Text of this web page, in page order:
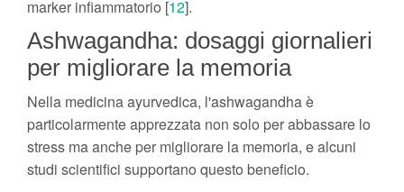
marker infiammatorio [12].
Ashwagandha: dosaggi giornalieri
per migliorare la memoria
Nella medicina ayurvedica, l'ashwagandha è
particolarmente apprezzata non solo per abbassare lo
stress ma anche per migliorare la memoria, e alcuni
studi scientifici supportano questo beneficio.